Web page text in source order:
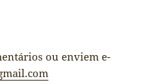
ou enviem e-